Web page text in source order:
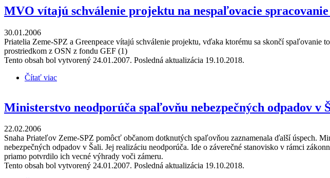
MVO vítajú schválenie projektu na nespaľovacie spracovanie
30.01.2006
Priatelia Zeme-SPZ a Greenpeace vítajú schválenie projektu, vďaka ktorému sa skončí
prostriedkom z OSN z fondu GEF (1)
Tento obsah bol vytvorený 24.01.2007. Posledná aktualizácia 19.10.2018.
Čítať viac
Ministerstvo neodporúča spaľovňu nebezpečných odpadov v
22.02.2006
Snaha Priateľov Zeme-SPZ pomôcť občanom dotknutých spaľovňou zaznamenala ďalší úspech.
nebezpečných odpadov v Šali. Jej realizáciu neodporúča. Ide o záverečné stanovisko v rámci
priamo potvrdilo ich vecné výhrady voči zámeru.
Tento obsah bol vytvorený 24.01.2007. Posledná aktualizácia 19.10.2018.